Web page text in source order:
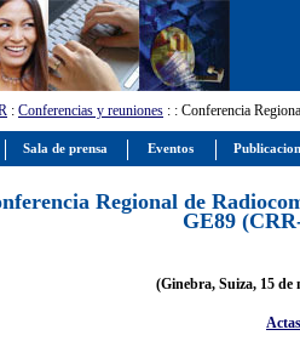
: Conferencias y reuniones : : Conferencia
Regional de
GE89
(Ginebra, Suiza, 15 de
Sala de prensa Eventos